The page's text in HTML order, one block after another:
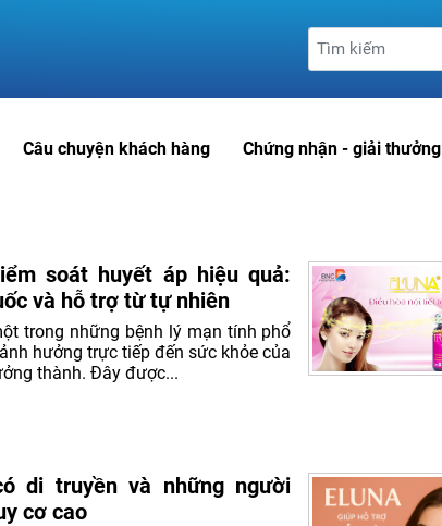
Câu chuyện khách hàng Chứng nhận - giải thưởng
soát huyết áp hiệu quả:
và hỗ trợ từ tự nhiên
trong những bệnh lý mạn tính phổ
hưởng trực tiếp đến sức khỏe của
thành. Đây được...
di truyền và những người
cơ cao